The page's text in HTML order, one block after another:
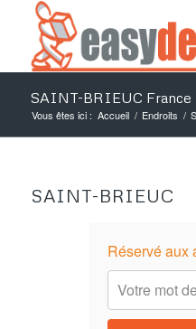
SAINT-BRIEUC France
Vous êtes ici : Accueil / Endroits /
SAINT-BRIEUC
Réservé aux